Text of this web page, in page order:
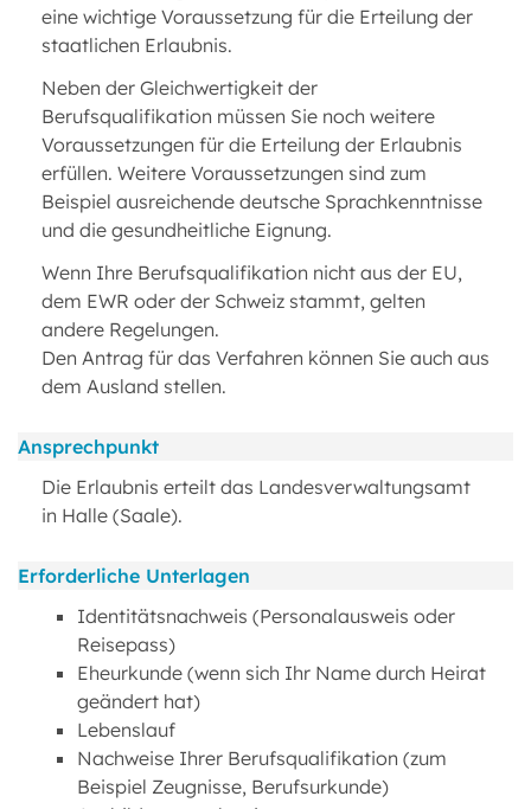
eine wichtige Voraussetzung für die Erteilung der
staatlichen Erlaubnis.
Neben der Gleichwertigkeit der
Berufsqualifikation müssen Sie noch weitere
Voraussetzungen für die Erteilung der Erlaubnis
erfüllen. Weitere Voraussetzungen sind zum
Beispiel ausreichende deutsche Sprachkenntnisse
und die gesundheitliche Eignung.
Wenn Ihre Berufsqualifikation nicht aus der EU,
dem EWR oder der Schweiz stammt, gelten
andere Regelungen.
Den Antrag für das Verfahren können Sie auch aus
dem Ausland stellen.
Ansprechpunkt
Die Erlaubnis erteilt das Landesverwaltungsamt
in Halle (Saale).
Erforderliche Unterlagen
Identitätsnachweis (Personalausweis oder
Reisepass)
Eheurkunde (wenn sich Ihr Name durch Heirat
geändert hat)
Lebenslauf
Nachweise Ihrer Berufsqualifikation (zum
Beispiel Zeugnisse, Berufsurkunde)